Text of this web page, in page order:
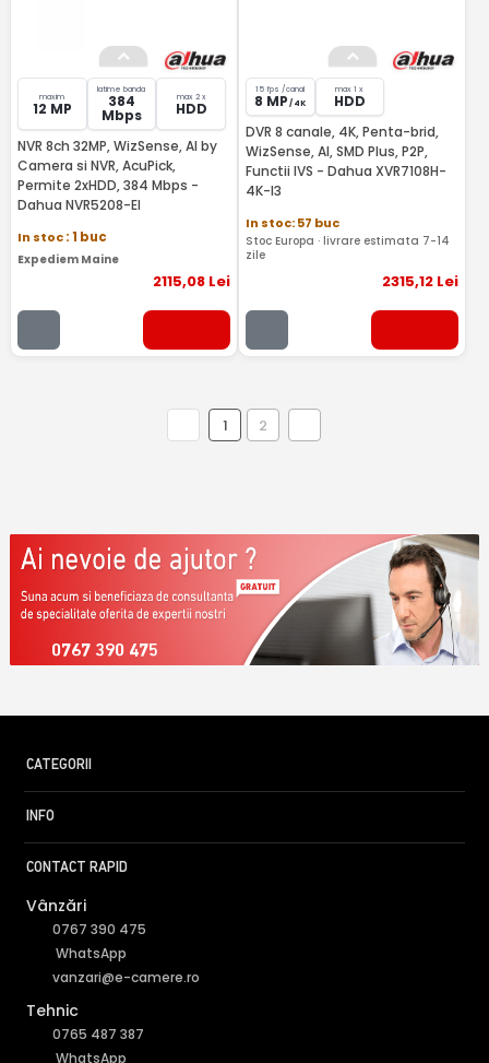
maxim
12 MP
latime banda
384
Mbps
max 2 x
HDD
NVR 8ch 32MP, WizSense, AI by
Camera si NVR, AcuPick,
Permite 2xHDD, 384 Mbps -
Dahua NVR5208-EI
In stoc: 1 buc
Expediem Maine
2115,08Lei
15 fps /canal
8 MP / 4K
max 1 x
HDD
DVR 8 canale, 4K, Penta-brid,
WizSense, AI, SMD Plus, P2P,
Functii IVS - Dahua XVR7108H-
4K-I3
In stoc: 57 buc
Stoc Europa · livrare estimata 7-14
zile
2315,12 Lei
1 2
0767 390 475
CATEGORII
INFO
CONTACT RAPID
Vânzări
0767 390 475
WhatsApp
vanzari@e-camere.ro
Tehnic
0765 487 387
WhatsApp